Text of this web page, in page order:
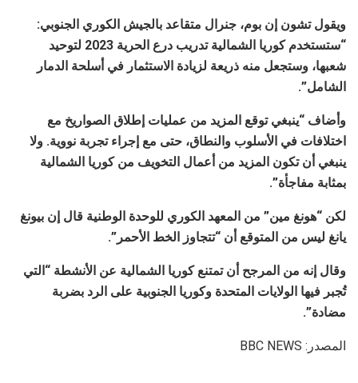
ويقول تشون إن بوم، جنرال متقاعد بالجيش الكوري الجنوبي:
“ستستخدم كوريا الشمالية تدريب درع الحرية 2023 لتوحيد
شعبها، وستجعل منه ذريعة لزيادة الاستثمار في أسلحة الدمار
الشامل”.
وأضاف “ينبغي توقع المزيد من عمليات إطلاق الصواريخ مع
اختلافات في الأسلوب والنطاق، حتى مع إجراء تجربة نووية. ولا
ينبغي أن تكون المزيد من أعمال التخويف من كوريا الشمالية
بمثابة مفاجأة”.
لكن “هونغ مين” من المعهد الكوري للوحدة الوطنية قال إن بيونغ
يانغ ليس من المتوقع أن “تتجاوز الخط الأحمر”.
وقال إنه من المرجح أن تمتنع كوريا الشمالية عن الأنشطة “التي
تُجبر فيها الولايات المتحدة وكوريا الجنوبية على الرد بضربة
مضادة”.
المصدر: BBC NEWS